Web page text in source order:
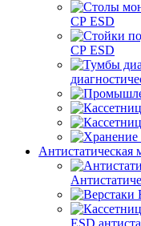
СР ESD
СР ESD
Антистатическая
ESD